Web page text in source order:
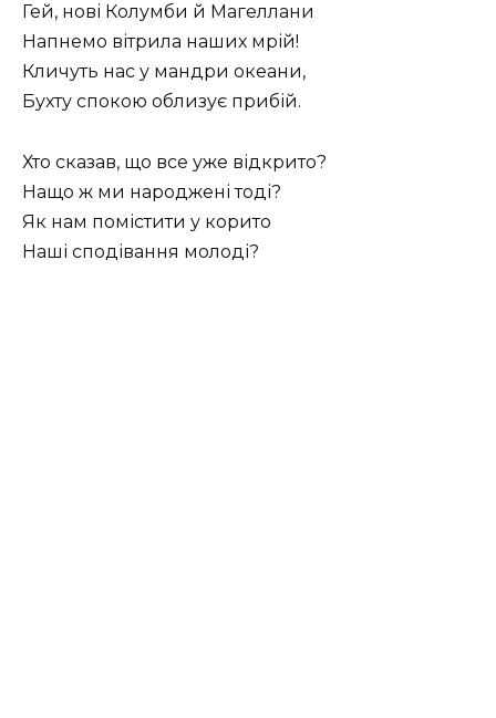
Гей, нові Колумби й Магеллани
Напнемо вітрила наших мрій!
Кличуть нас у мандри океани,
Бухту спокою облизує прибій.
Хто сказав, що все уже відкрито?
Нащо ж ми народжені тоді?
Як нам помістити у корито
Наші сподівання молоді?